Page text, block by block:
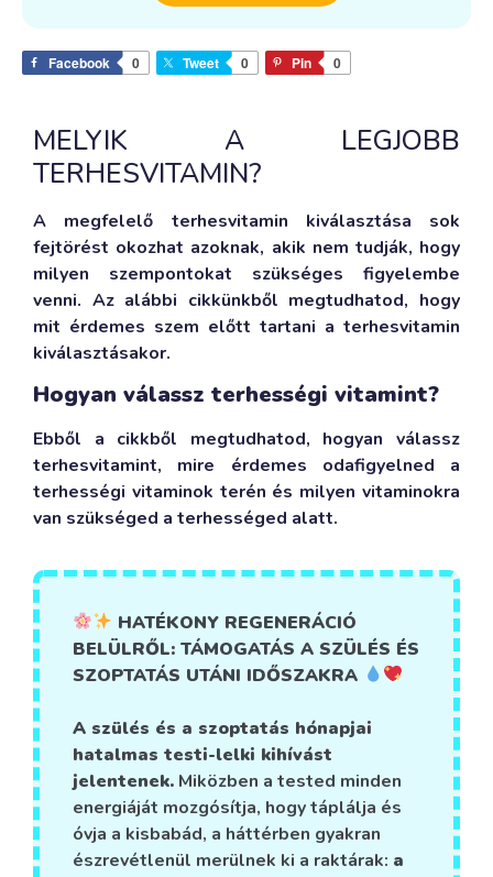
Facebook 0 Tweet 0 Pin 0
MELYIK A LEGJOBB
TERHESVITAMIN?
A megfelelő terhesvitamin kiválasztása sok
fejtörést okozhat azoknak, akik nem tudják, hogy
milyen szempontokat szükséges figyelembe
venni. Az alábbi cikkünkből megtudhatod, hogy
mit érdemes szem előtt tartani a terhesvitamin
kiválasztásakor.
Hogyan válassz terhességi vitamint?
Ebből a cikkből megtudhatod, hogyan válassz
terhesvitamint, mire érdemes odafigyelned a
terhességi vitaminok terén és milyen vitaminokra
van szükséged a terhességed alatt.
HATÉKONY REGENERÁCIÓ
BELÜLRŐL: TÁMOGATÁS A SZÜLÉS ÉS
SZOPTATÁS UTÁNI IDŐSZAKRA
A szülés és a szoptatás hónapjai
hatalmas testi-lelki kihívást
jelentenek. Miközben a tested minden
energiáját mozgósítja, hogy táplálja és
óvja a kisbabád, a háttérben gyakran
észrevétlenül merülnek ki a raktárak: a